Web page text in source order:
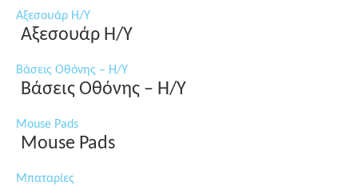
Αξεσουάρ Η/Υ
Αξεσουάρ Η/Υ
Βάσεις Οθόνης – Η/Υ
Βάσεις Οθόνης – Η/Υ
Mouse Pads
Mouse Pads
Μπαταρίες